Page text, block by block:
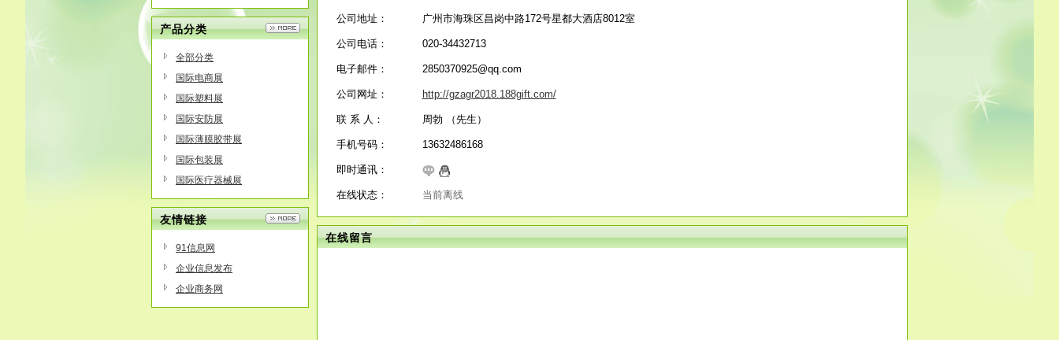
产品分类
全部分类
国际电商展
国际塑料展
国际安防展
国际薄膜胶带展
国际包装展
国际医疗器械展
友情链接
91信息网
企业信息发布
企业商务网
公司地址： 广州市海珠区昌岗中路172号星都大酒店8012室
公司电话： 020-34432713
电子邮件： 2850370925@qq.com
公司网址： http://gzagr2018.188gift.com/
联 系 人： 周勃 （先生）
手机号码： 13632486168
即时通讯：
在线状态： 当前离线
在线留言